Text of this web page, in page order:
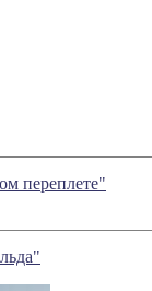
переплете"